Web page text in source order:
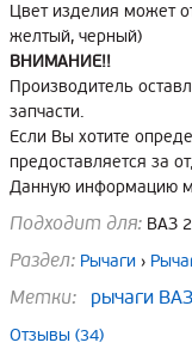
Цвет изделия может
желтый, черный)
ВНИМАНИЕ!!
Производитель
запчасти.
Если Вы хотите
предоставляется за
Данную информацию
Подходит для: ВАЗ
Раздел: Рычаги ›
Метки: рычаги ВАЗ
Отзывы (34)